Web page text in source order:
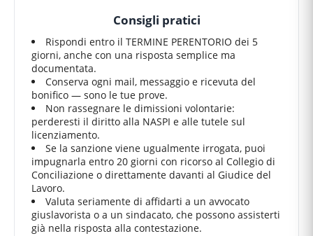
Consigli pratici
Rispondi entro il TERMINE PERENTORIO dei 5
giorni, anche con una risposta semplice ma
documentata.
Conserva ogni mail, messaggio e ricevuta del
bonifico — sono le tue prove.
Non rassegnare le dimissioni volontarie:
perderesti il diritto alla NASPI e alle tutele sul
licenziamento.
Se la sanzione viene ugualmente irrogata, puoi
impugnarla entro 20 giorni con ricorso al Collegio di
Conciliazione o direttamente davanti al Giudice del
Lavoro.
Valuta seriamente di affidarti a un avvocato
giuslavorista o a un sindacato, che possono assisterti
già nella risposta alla contestazione.